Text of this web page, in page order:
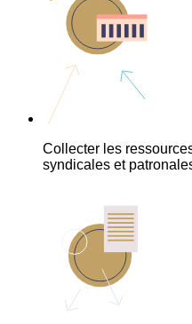
Collecter les
syndicales et